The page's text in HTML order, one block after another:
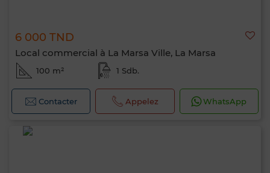
6 000 TND
Local commercial à La Marsa Ville, La Marsa
100 m² 1 Sdb.
Contacter Appelez WhatsApp